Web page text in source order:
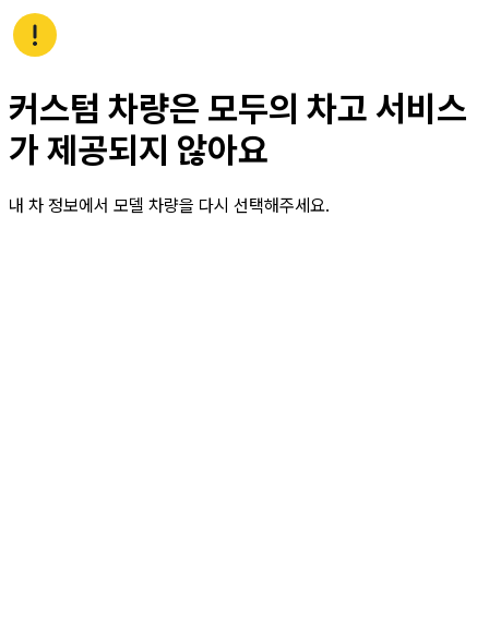
커스텀 차량은 모두의 차고 서비스
가 제공되지 않아요
내 차 정보에서 모델 차량을 다시 선택해주세요.